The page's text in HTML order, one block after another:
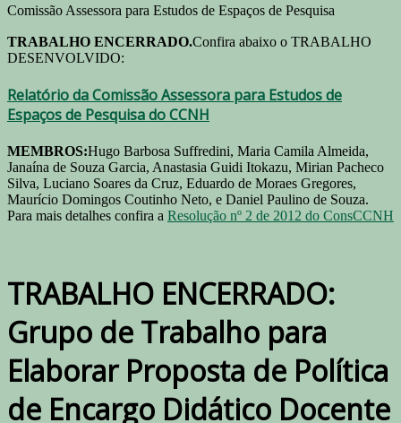
Comissão Assessora para Estudos de Espaços de Pesquisa
TRABALHO ENCERRADO.Confira abaixo o TRABALHO
DESENVOLVIDO:
Relatório da Comissão Assessora para Estudos de
Espaços de Pesquisa do CCNH
MEMBROS:Hugo Barbosa Suffredini, Maria Camila Almeida,
Janaína de Souza Garcia, Anastasia Guidi Itokazu, Mirian Pacheco
Silva, Luciano Soares da Cruz, Eduardo de Moraes Gregores,
Maurício Domingos Coutinho Neto, e Daniel Paulino de Souza.
Para mais detalhes confira a Resolução nº 2 de 2012 do ConsCCNH
TRABALHO ENCERRADO:
Grupo de Trabalho para
Elaborar Proposta de Política
de Encargo Didático Docente